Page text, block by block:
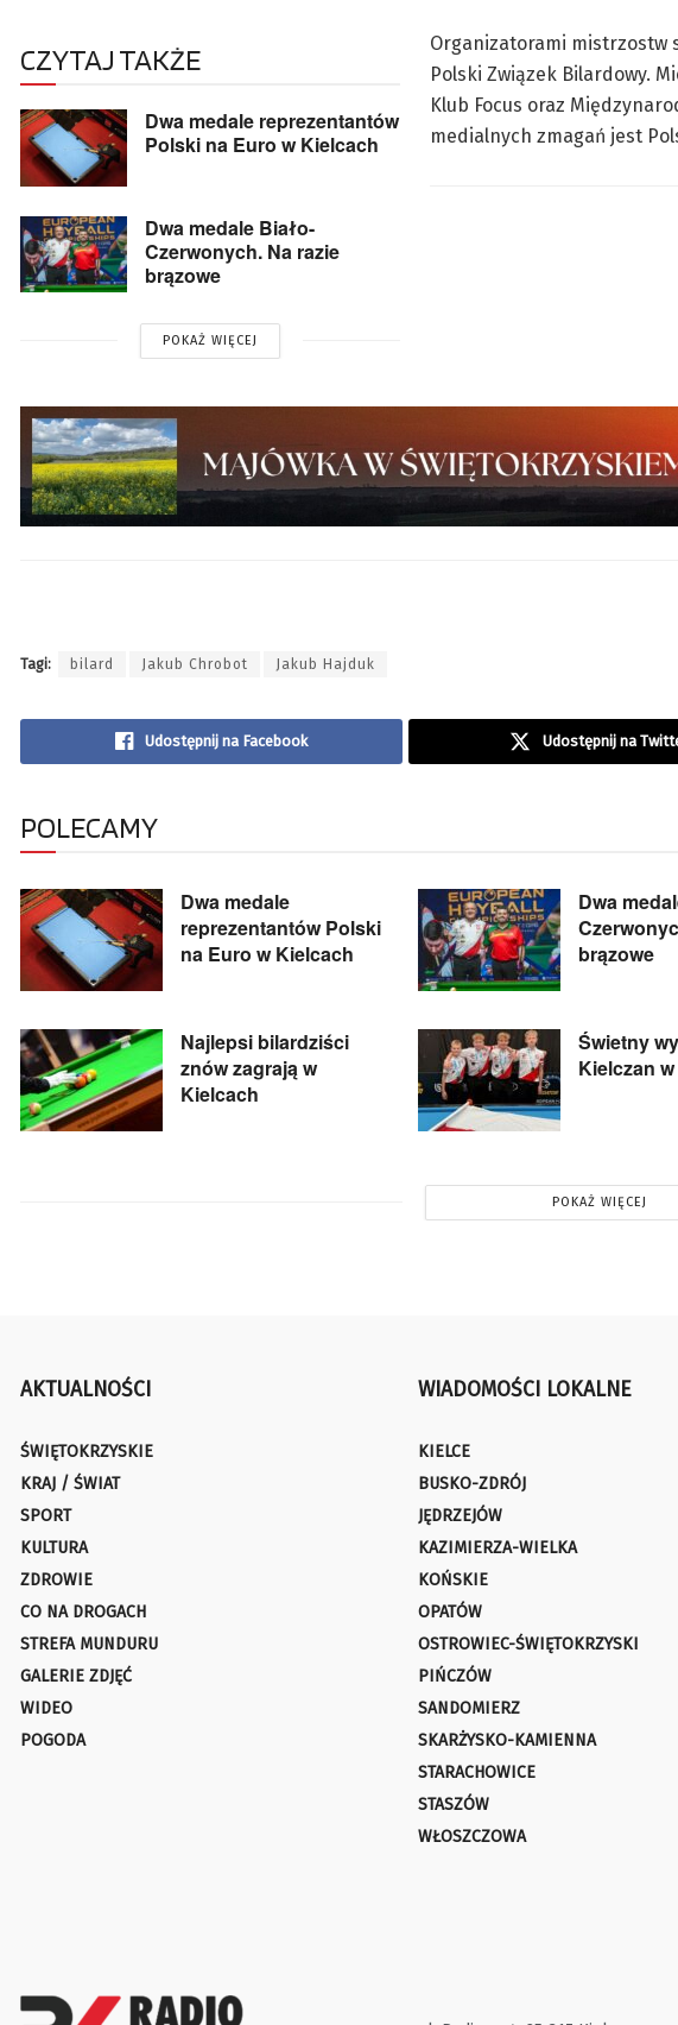
CZYTAJ TAKŻE
Dwa medale reprezentantów
Polski na Euro w Kielcach
Dwa medale Biało-
Czerwonych. Na razie
brązowe
POKAŻ WIĘCEJ
Organizatorami mistrzostw
Polski Związek Bilardowy.
Klub Focus oraz
medialnych zmagań jest
Tagi: bilard Jakub Chrobot Jakub Hajduk
Udostępnij na Facebook Udostępnij na
POLECAMY
Dwa medale
reprezentantów Polski
na Euro w Kielcach
Dwa
brązowe
Najlepsi bilardziści
znów zagrają w
Kielcach
Świetny
Kielczan
POKAŻ WIĘCEJ
AKTUALNOŚCI
ŚWIĘTOKRZYSKIE
KRAJ / ŚWIAT
SPORT
KULTURA
ZDROWIE
CO NA DROGACH
STREFA MUNDURU
GALERIE ZDJĘĆ
WIDEO
POGODA
WIADOMOŚCI LOKALNE
KIELCE
BUSKO-ZDRÓJ
JĘDRZEJÓW
KAZIMIERZA-WIELKA
KOŃSKIE
OPATÓW
OSTROWIEC-ŚWIĘTOKRZYSKI
PIŃCZÓW
SANDOMIERZ
SKARŻYSKO-KAMIENNA
STARACHOWICE
STASZÓW
WŁOSZCZOWA